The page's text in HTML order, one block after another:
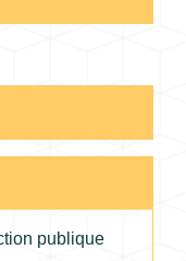
publique